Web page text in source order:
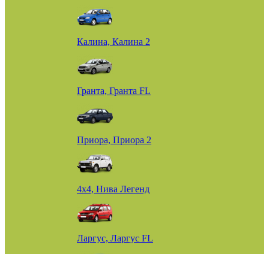
Калина, Калина 2
Гранта, Гранта FL
Приора, Приора 2
4х4, Нива Легенд
Ларгус, Ларгус FL